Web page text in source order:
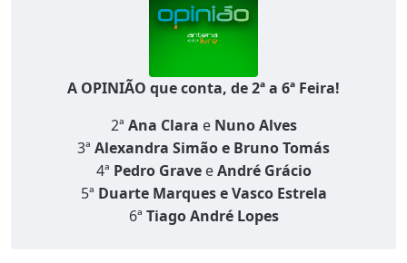
A OPINIÃO que conta, de 2ª a 6ª Feira!
2ª Ana Clara e Nuno Alves
3ª Alexandra Simão e Bruno Tomás
4ª Pedro Grave e André Grácio
5ª Duarte Marques e Vasco Estrela
6ª Tiago André Lopes